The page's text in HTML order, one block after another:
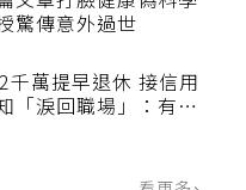
文章打臉健康偽科學
驚傳意外過世
千萬提早退休 接信用
「淚回職場」：有錢